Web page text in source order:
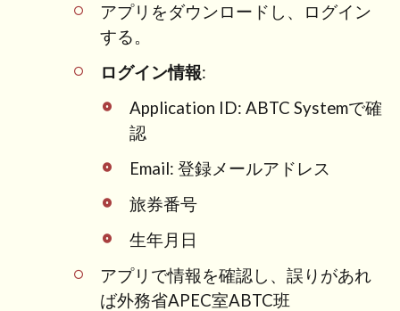
アプリをダウンロードし、ログイン
する。
ログイン情報:
Application ID: ABTC Systemで確
認
Email: 登録メールアドレス
旅券番号
生年月日
アプリで情報を確認し、誤りがあれ
ば外務省APEC室ABTC班